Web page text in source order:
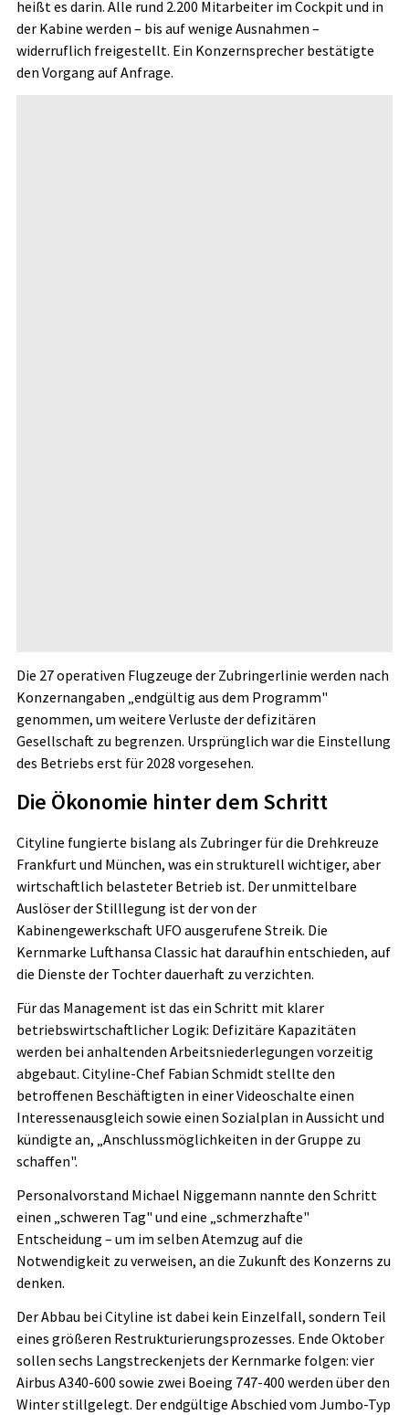
heißt es darin. Alle rund 2.200 Mitarbeiter im Cockpit und in
der Kabine werden – bis auf wenige Ausnahmen –
widerruflich freigestellt. Ein Konzernsprecher bestätigte
den Vorgang auf Anfrage.
Die 27 operativen Flugzeuge der Zubringerlinie werden nach
Konzernangaben „endgültig aus dem Programm"
genommen, um weitere Verluste der defizitären
Gesellschaft zu begrenzen. Ursprünglich war die Einstellung
des Betriebs erst für 2028 vorgesehen.
Die Ökonomie hinter dem Schritt
Cityline fungierte bislang als Zubringer für die Drehkreuze
Frankfurt und München, was ein strukturell wichtiger, aber
wirtschaftlich belasteter Betrieb ist. Der unmittelbare
Auslöser der Stilllegung ist der von der
Kabinengewerkschaft UFO ausgerufene Streik. Die
Kernmarke Lufthansa Classic hat daraufhin entschieden, auf
die Dienste der Tochter dauerhaft zu verzichten.
Für das Management ist das ein Schritt mit klarer
betriebswirtschaftlicher Logik: Defizitäre Kapazitäten
werden bei anhaltenden Arbeitsniederlegungen vorzeitig
abgebaut. Cityline-Chef Fabian Schmidt stellte den
betroffenen Beschäftigten in einer Videoschalte einen
Interessenausgleich sowie einen Sozialplan in Aussicht und
kündigte an, „Anschlussmöglichkeiten in der Gruppe zu
schaffen".
Personalvorstand Michael Niggemann nannte den Schritt
einen „schweren Tag" und eine „schmerzhafte"
Entscheidung – um im selben Atemzug auf die
Notwendigkeit zu verweisen, an die Zukunft des Konzerns zu
denken.
Der Abbau bei Cityline ist dabei kein Einzelfall, sondern Teil
eines größeren Restrukturierungsprozesses. Ende Oktober
sollen sechs Langstreckenjets der Kernmarke folgen: vier
Airbus A340-600 sowie zwei Boeing 747-400 werden über den
Winter stillgelegt. Der endgültige Abschied vom Jumbo-Typ